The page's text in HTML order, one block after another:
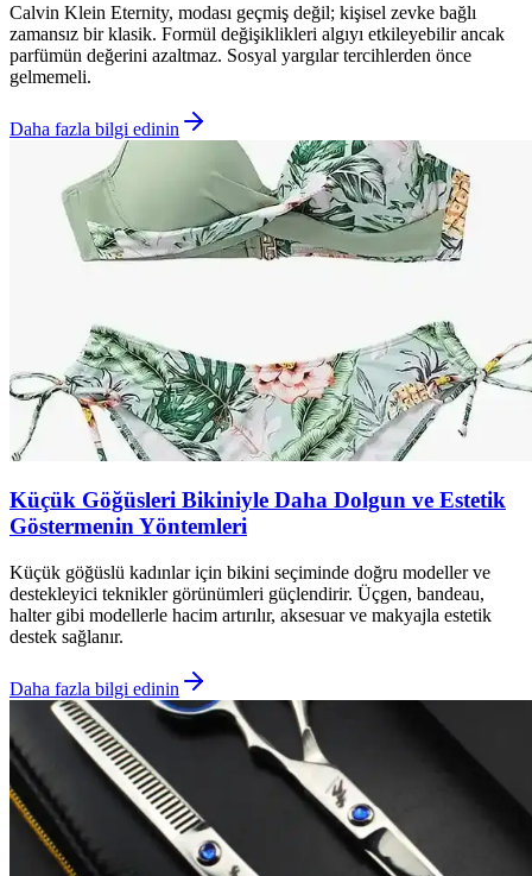
Calvin Klein Eternity, modası geçmiş değil; kişisel zevke bağlı
zamansız bir klasik. Formül değişiklikleri algıyı etkileyebilir ancak
parfümün değerini azaltmaz. Sosyal yargılar tercihlerden önce
gelmemeli.
Daha fazla bilgi edinin
Küçük Göğüsleri Bikiniyle Daha Dolgun ve Estetik
Göstermenin Yöntemleri
Küçük göğüslü kadınlar için bikini seçiminde doğru modeller ve
destekleyici teknikler görünümleri güçlendirir. Üçgen, bandeau,
halter gibi modellerle hacim artırılır, aksesuar ve makyajla estetik
destek sağlanır.
Daha fazla bilgi edinin